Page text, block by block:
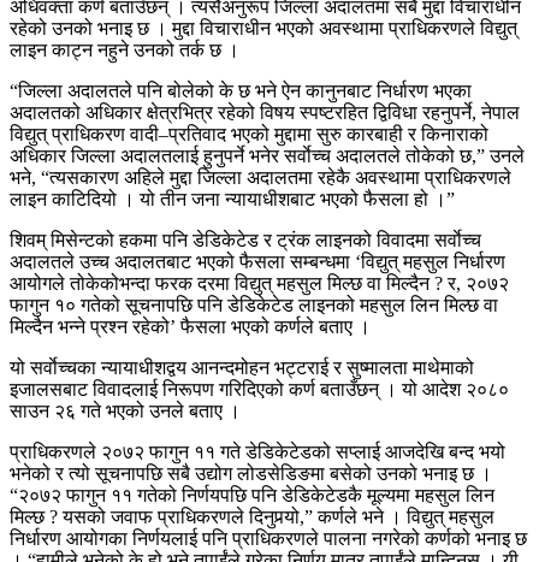
अधिवक्ता कर्ण बताउँछन् । त्यसैअनुरूप जिल्ला अदालतमा सबै मुद्दा विचाराधीन
रहेको उनको भनाइ छ । मुद्दा विचाराधीन भएको अवस्थामा प्राधिकरणले विद्युत्
लाइन काट्न नहुने उनको तर्क छ ।
“जिल्ला अदालतले पनि बोलेको के छ भने ऐन कानुनबाट निर्धारण भएका
अदालतको अधिकार क्षेत्रभित्र रहेको विषय स्पष्टरहित द्विविधा रहनुपर्ने, नेपाल
विद्युत् प्राधिकरण वादी–प्रतिवाद भएको मुद्दामा सुरु कारबाही र किनाराको
अधिकार जिल्ला अदालतलाई हुनुपर्ने भनेर सर्वाेच्च अदालतले तोकेको छ,” उनले
भने, “त्यसकारण अहिले मुद्दा जिल्ला अदालतमा रहेकै अवस्थामा प्राधिकरणले
लाइन काटिदियो । यो तीन जना न्यायाधीशबाट भएको फैसला हो ।”
शिवम् मिसेन्टको हकमा पनि डेडिकेटेड र ट्रंक लाइनको विवादमा सर्वाेच्च
अदालतले उच्च अदालतबाट भएको फैसला सम्बन्धमा ‘विद्युत् महसुल निर्धारण
आयोगले तोकेकोभन्दा फरक दरमा विद्युत् महसुल मिल्छ वा मिल्दैन ? र, २०७२
फागुन १० गतेको सूचनापछि पनि डेडिकेटेड लाइनको महसुल लिन मिल्छ वा
मिल्दैन भन्ने प्रश्न रहेको’ फैसला भएको कर्णले बताए ।
यो सर्वाेच्चका न्यायाधीशद्वय आनन्दमोहन भट्टराई र सुष्मालता माथेमाको
इजालसबाट विवादलाई निरूपण गरिदिएको कर्ण बताउँछन् । यो आदेश २०८०
साउन २६ गते भएको उनले बताए ।
प्राधिकरणले २०७२ फागुन ११ गते डेडिकेटेडको सप्लाई आजदेखि बन्द भयो
भनेको र त्यो सूचनापछि सबै उद्योग लोडसेडिङमा बसेको उनको भनाइ छ ।
“२०७२ फागुन ११ गतेको निर्णयपछि पनि डेडिकेटेडकै मूल्यमा महसुल लिन
मिल्छ ? यसको जवाफ प्राधिकरणले दिनुपर्‍यो,” कर्णले भने । विद्युत् महसुल
निर्धारण आयोगका निर्णयलाई पनि प्राधिकरणले पालना नगरेको कर्णको भनाइ छ